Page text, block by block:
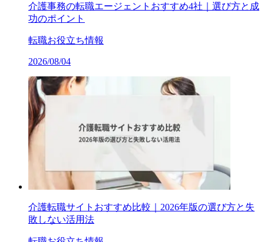
介護事務の転職エージェントおすすめ4社｜選び方と成
功のポイント
転職お役立ち情報
2026/08/04
介護転職サイトおすすめ比較｜2026年版の選び方と失
敗しない活用法